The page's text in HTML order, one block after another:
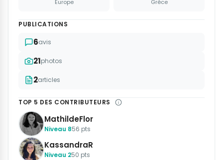
Europe Grèce
PUBLICATIONS
6avis
21photos
2articles
TOP 5 DES CONTRIBUTEURS
MathildeFlor
Niveau 856 pts
KassandraR
Niveau 250 pts